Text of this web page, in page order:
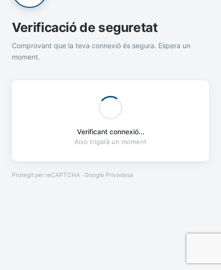
Verificació de seguretat
Comprovant que la teva connexió és segura. Espera un
moment.
Verificant connexió...
Això trigarà un moment
Protegit per reCAPTCHA · Google Privadesa